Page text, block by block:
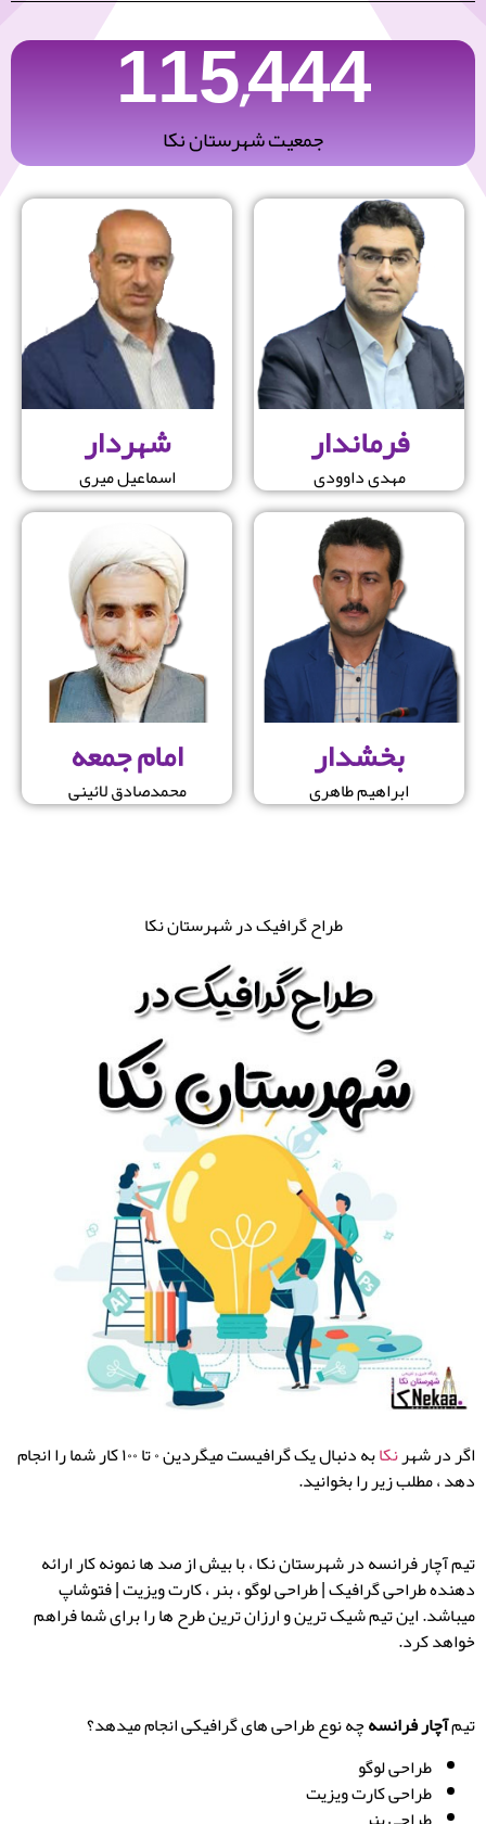
115,444
جمعیت شهرستان نکا
فرماندار
مهدی داوودی
بخشدار
ابراهیم طاهری
شهردار
اسماعیل میری
امام جمعه
محمدصادق لائینی
طراح گرافیک در شهرستان نکا
اگر در شهرنکا به دنبال یک گرافیست میگردین ۰ تا ۱۰۰ کار شما را انجام
دهد ، مطلب زیر را بخوانید.
تیم آچار فرانسه در شهرستان نکا ، با بیش از صد ها نمونه کار ارائه
دهنده طراحی گرافیک | طراحی لوگو ، بنر ، کارت ویزیت | فتوشاپ
میباشد. این تیم شیک ترین و ارزان ترین طرح ها را برای شما فراهم
خواهد کرد.
تیمآچار فرانسهچه نوع طراحی های گرافیکی انجام میدهد؟
طراحی لوگو
طراحی کارت ویزیت